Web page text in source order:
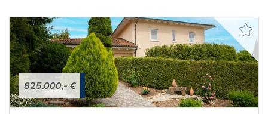
825.000,- €